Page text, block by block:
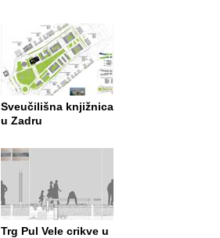
Sveučilišna knjižnica
u Zadru
Trg Pul Vele crikve u